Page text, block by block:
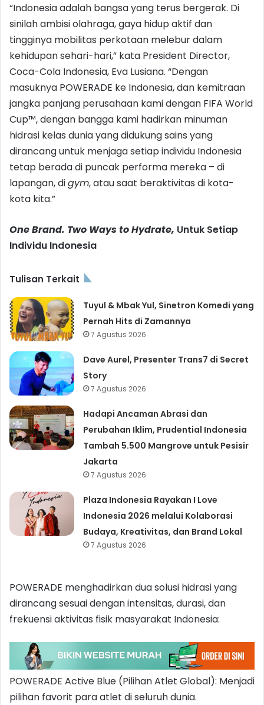
“Indonesia adalah bangsa yang terus bergerak. Di
sinilah ambisi olahraga, gaya hidup aktif dan
tingginya mobilitas perkotaan melebur dalam
kehidupan sehari-hari,” kata President Director,
Coca-Cola Indonesia, Eva Lusiana. “Dengan
masuknya POWERADE ke Indonesia, dan kemitraan
jangka panjang perusahaan kami dengan FIFA World
Cup™, dengan bangga kami hadirkan minuman
hidrasi kelas dunia yang didukung sains yang
dirancang untuk menjaga setiap individu Indonesia
tetap berada di puncak performa mereka – di
lapangan, digym, atau saat beraktivitas di kota-
kota kita.”
One Brand. Two Ways to Hydrate, Untuk Setiap
Individu Indonesia
Tulisan Terkait
Tuyul & Mbak Yul, Sinetron Komedi yang
Pernah Hits di Zamannya
7 Agustus 2026
Dave Aurel, Presenter Trans7 di Secret
Story
7 Agustus 2026
Hadapi Ancaman Abrasi dan
Perubahan Iklim, Prudential Indonesia
Tambah 5.500 Mangrove untuk Pesisir
Jakarta
7 Agustus 2026
Plaza Indonesia Rayakan I Love
Indonesia 2026 melalui Kolaborasi
Budaya, Kreativitas, dan Brand Lokal
7 Agustus 2026
POWERADE menghadirkan dua solusi hidrasi yang
dirancang sesuai dengan intensitas, durasi, dan
frekuensi aktivitas fisik masyarakat Indonesia:
POWERADE Active Blue (Pilihan Atlet Global): Menjadi
pilihan favorit para atlet di seluruh dunia.